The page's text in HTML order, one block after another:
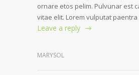
ornare etos pelim. Pulvunar est
vitae elit. Lorem vulputat paentra
Leave a reply
MARYSOL